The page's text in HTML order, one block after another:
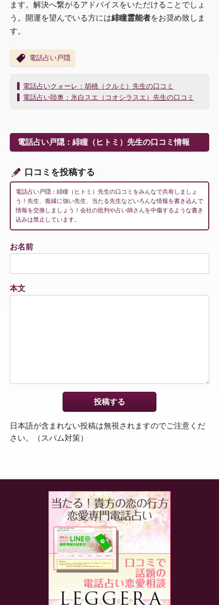
ます。解決へ繋がるアドバイスをいただけることでしょ
う。開運を望んでいる方には緋瞳霊能者をお奨め致しま
す。
電話占い戸隠
投
稿
ー
シ
ン
電話占いクォーレ：胡桃（クルミ）先生の口コミ
電話占い陸奥：氷白スエ（コオシラスエ）先生の口コミ
電話占い戸隠：緋瞳（ヒトミ）先生の口コミ情報
口コミを投稿する
電話占い戸隠：緋瞳（ヒトミ）先生の口コミをみんなで共有しましょ
う！先生、復縁に強い先生、当たる先生などいろんな情報を書き込んで
情報を交換しましょう！会社の批判や占い師さんを中傷するような書き
込みは禁止しています。
お名前
本文
日本語が含まれない投稿は無視されますのでご注意くだ
さい。（スパム対策）